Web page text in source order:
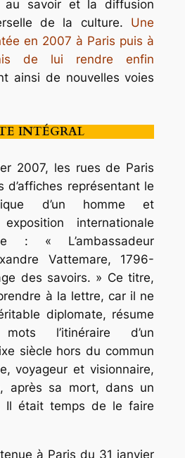
au savoir et la diffusion
de la culture. Une
en 2007 à Paris puis à
de lui rendre enfin
ainsi de nouvelles voies
INTÉGRAL
2007, les rues de Paris
d’affiches représentant le
d’un homme et
internationale
: « L’ambassadeur
Vattemare, 1796-
des savoirs. » Ce titre,
à la lettre, car il ne
diplomate, résume
l’itinéraire d’un
siècle hors du commun
voyageur et visionnaire,
après sa mort, dans un
Il était temps de le faire
tenue à Paris du 31 janvier